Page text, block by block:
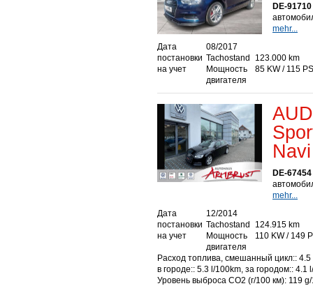
DE-
mehr...
Дата
постановки
на учет
08/2017
Tachostand
123.000 km
Мощность
двигателя
85 KW / 115 PS
DE-
mehr...
Дата
постановки
на учет
12/2014
Tachostand
124.915 km
Мощность
двигателя
110 KW / 149
Расход топлива, смешанный цикл:: 4.5
в городе:: 5.3 l/100km, за городом:: 4.1
Уровень выброса СО2 (г/100 км): 119